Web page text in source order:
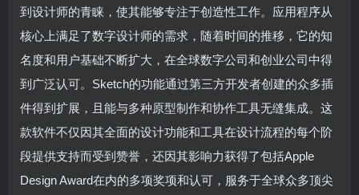
到设计师的青睐，使其能够专注于创造性工作。应用程序从
核心上满足了数字设计师的需求，随着时间的推移，它的知
名度和用户基础不断扩大，在全球数字公司和创业公司中得
到广泛认可。Sketch的功能通过第三方开发者创建的众多插
件得到扩展，且能与多种原型制作和协作工具无缝集成。这
款软件不仅因其全面的设计功能和工具在设计流程的每个阶
段提供支持而受到赞誉，还因其影响力获得了包括Apple
Design Award在内的多项奖项和认可，服务于全球众多顶尖